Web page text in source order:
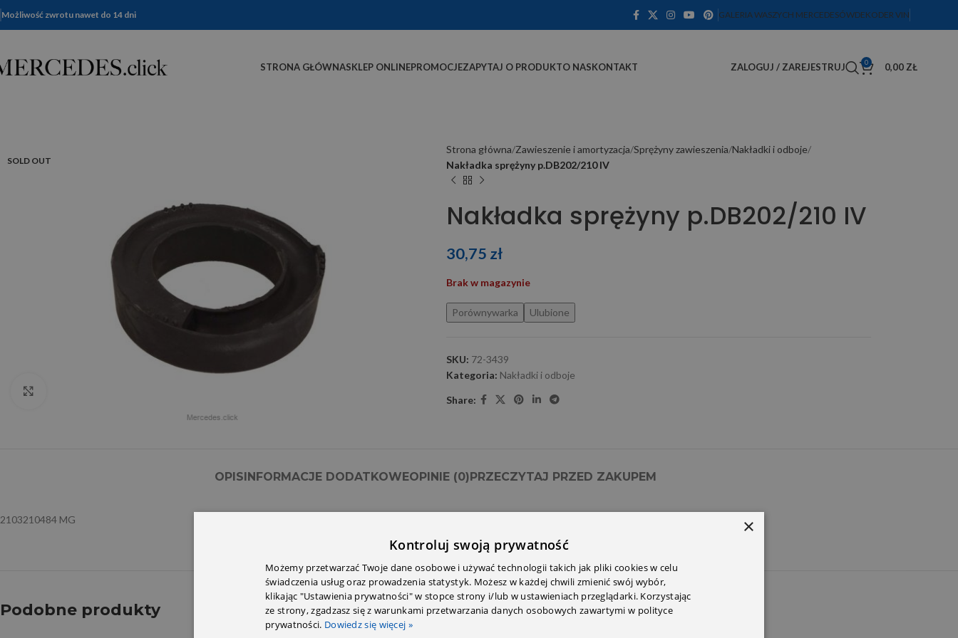
Możliwość zwrotu nawet do 14 dni GALERIA WASZYCH MERCEDESÓWDEKODER VIN
STRONA GŁÓWNASKLEP ONLINEPROMOCJEZAPYTAJ O PRODUKTO NASKONTAKT ZALOGUJ / ZAREJESTRUJ 0 0,00 ZŁ
SOLD OUT
Strona główna Zawieszenie i amortyzacja Sprężyny zawieszenia Nakładki i odboje
Nakładka sprężyny p.DB202/210 IV
Nakładka sprężyny p.DB202/210 IV
30,75 zł
Brak w magazynie
Porównywarka Ulubione
SKU: 72-3439
Kategoria: Nakładki i odboje
Share:
OPISINFORMACJE DODATKOWEOPINIE (0)PRZECZYTAJ PRZED ZAKUPEM
2103210484 MG
Podobne produkty
×
Kontroluj swoją prywatność
Możemy przetwarzać Twoje dane osobowe i używać technologii takich jak pliki cookies w celu
świadczenia usług oraz prowadzenia statystyk. Możesz w każdej chwili zmienić swój wybór,
klikając "Ustawienia prywatności" w stopce strony i/lub w ustawieniach przeglądarki. Korzystając
ze strony, zgadzasz się z warunkami przetwarzania danych osobowych zawartymi w polityce
prywatności. Dowiedz się więcej »